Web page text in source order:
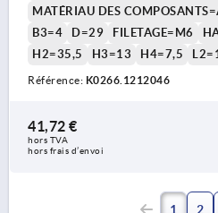
MATÉRIAU DES
B3=4
D=29 FILETAGE=M6
H2=35,5
H3=13 H4=7,5
Référence: K0266.1212046
41,72 €
hors TVA
hors frais d’envoi
1 2